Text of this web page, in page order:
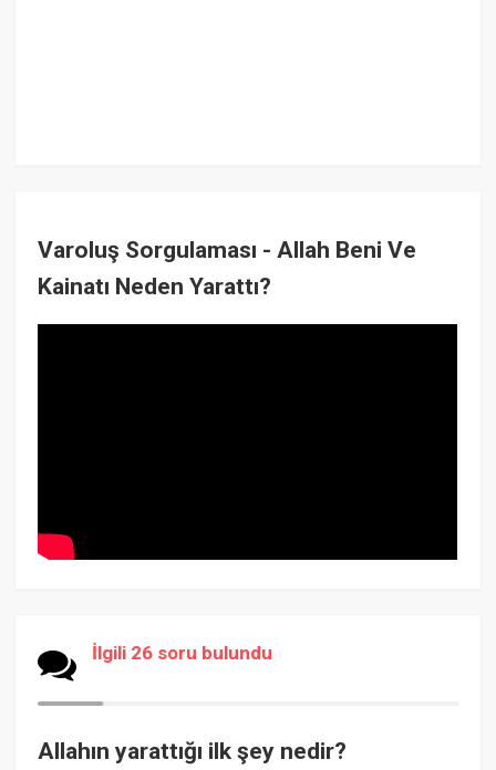
Varoluş Sorgulaması - Allah Beni Ve
Kainatı Neden Yarattı?
İlgili 26 soru bulundu
Allahın yarattığı ilk şey nedir?